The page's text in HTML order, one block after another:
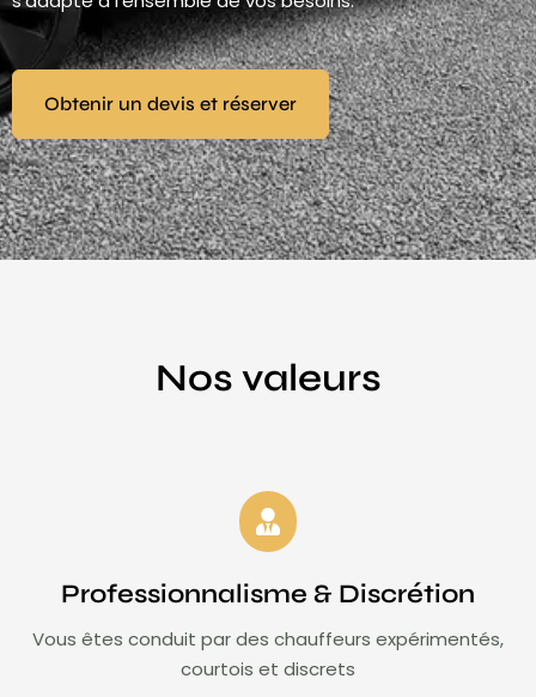
Obtenir un devis et réserver
Nos valeurs
Professionnalisme & Discrétion
Vous êtes conduit par des chauffeurs expérimentés,
courtois et discrets